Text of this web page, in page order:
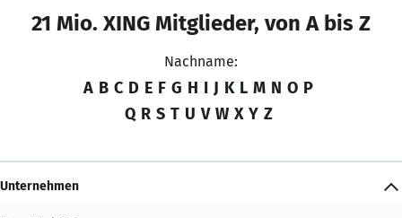
21 Mio. XING Mitglieder, von A bis Z
Nachname:
A B C D E F G H I J K L M N O P
Q R S T U V W X Y Z
Unternehmen